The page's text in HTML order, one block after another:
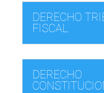
DERECHO
FISCAL
DERECHO